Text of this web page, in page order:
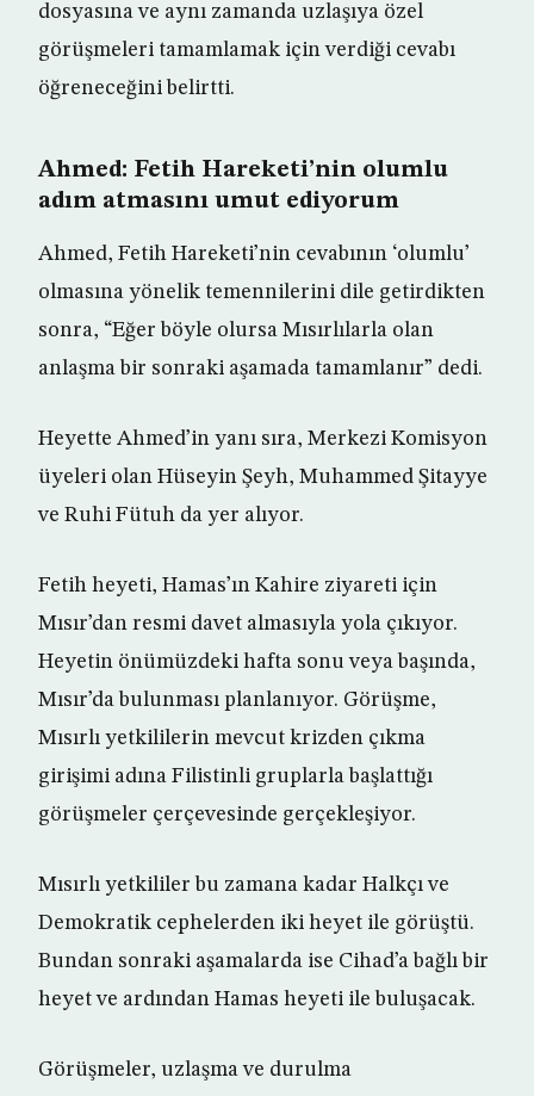
dosyasına ve aynı zamanda uzlaşıya özel
görüşmeleri tamamlamak için verdiği cevabı
öğreneceğini belirtti.
Ahmed: Fetih Hareketi’nin olumlu
adım atmasını umut ediyorum
Ahmed, Fetih Hareketi’nin cevabının ‘olumlu’
olmasına yönelik temennilerini dile getirdikten
sonra, “Eğer böyle olursa Mısırlılarla olan
anlaşma bir sonraki aşamada tamamlanır” dedi.
Heyette Ahmed’in yanı sıra, Merkezi Komisyon
üyeleri olan Hüseyin Şeyh, Muhammed Şitayye
ve Ruhi Fütuh da yer alıyor.
Fetih heyeti, Hamas’ın Kahire ziyareti için
Mısır’dan resmi davet almasıyla yola çıkıyor.
Heyetin önümüzdeki hafta sonu veya başında,
Mısır’da bulunması planlanıyor. Görüşme,
Mısırlı yetkililerin mevcut krizden çıkma
girişimi adına Filistinli gruplarla başlattığı
görüşmeler çerçevesinde gerçekleşiyor.
Mısırlı yetkililer bu zamana kadar Halkçı ve
Demokratik cephelerden iki heyet ile görüştü.
Bundan sonraki aşamalarda ise Cihad’a bağlı bir
heyet ve ardından Hamas heyeti ile buluşacak.
Görüşmeler, uzlaşma ve durulma